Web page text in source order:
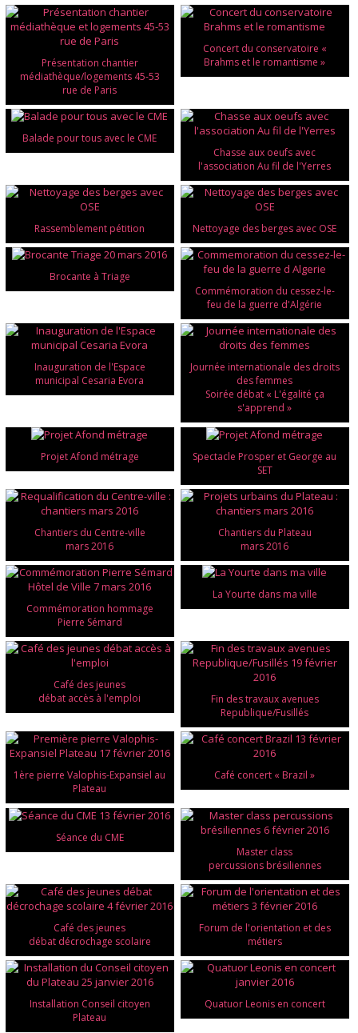
Présentation chantier
médiathèque/logements 45-53
rue de Paris
Concert du conservatoire «
Brahms et le romantisme »
Balade pour tous avec le CME
Chasse aux oeufs avec
l'association Au fil de l'Yerres
Rassemblement pétition Nettoyage des berges avec OSE
Brocante à Triage
Commémoration du cessez-le-
feu de la guerre d'Algérie
Inauguration de l'Espace
municipal Cesaria Evora
Journée internationale des droits
des femmes
Soirée débat « L'égalité ça
s'apprend »
Projet Afond métrage
Spectacle Prosper et George au
SET
Chantiers du Centre-ville
mars 2016
Chantiers du Plateau
mars 2016
Commémoration hommage
Pierre Sémard
La Yourte dans ma ville
Café des jeunes
débat accès à l'emploi
Fin des travaux avenues
Republique/Fusillés
1ère pierre Valophis-Expansiel au
Plateau
Café concert « Brazil »
Séance du CME
Master class
percussions brésiliennes
Café des jeunes
débat décrochage scolaire
Forum de l'orientation et des
métiers
Installation Conseil citoyen
Plateau
Quatuor Leonis en concert